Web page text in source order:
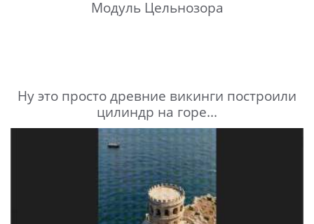
Модуль Цельнозора
Ну это просто древние викинги построили
цилиндр на горе...